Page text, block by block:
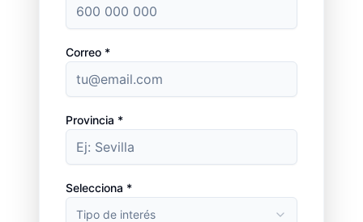
Correo *
Provincia *
Selecciona *
Tipo de interés